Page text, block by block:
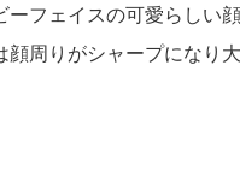
ーフェイスの可愛らしい
顔周りがシャープになり